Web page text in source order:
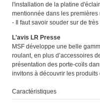
l'installation de la platine
mentionnée dans les premières
- Il faut savoir souder sur de
L'avis LR Presse
MSF développe une belle
roulant, en plus d’accessoires
présentation des porte-coïls
invitons à découvrir les
Caractéristiques